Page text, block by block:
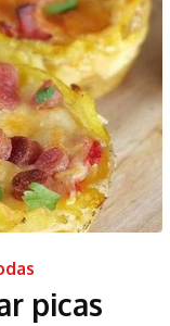
picas